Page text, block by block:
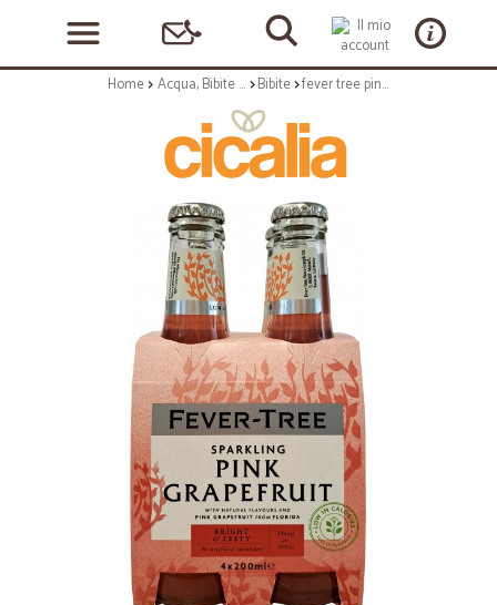
Home Acqua, Bibite e Alcolici Bibite fever tree pink grapefruit cl.20x4